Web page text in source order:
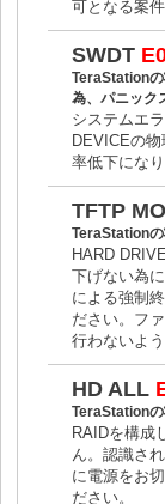
可となる案
SWDT
TeraStation
為、パニック
システムエ
DEVICEの
率低下にな
TFTP
TeraStation
HARD
下げない為
による強制
ださい。フ
行わないよ
HD ALL
TeraStation
RAIDを構成
ん。認識さ
に電源をお
ださい。